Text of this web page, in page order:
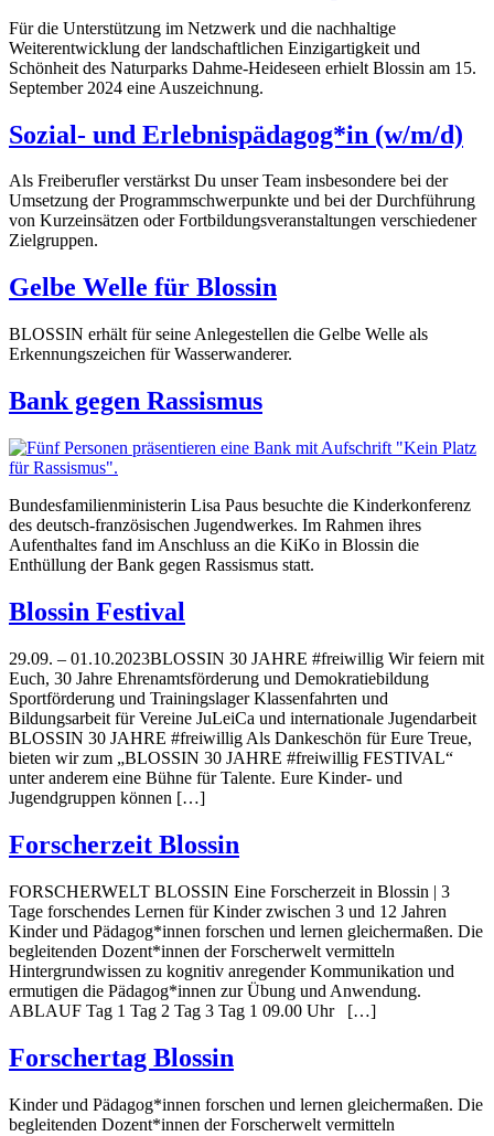
Für die Unterstützung im Netzwerk und die nachhaltige
Weiterentwicklung der landschaftlichen Einzigartigkeit und
Schönheit des Naturparks Dahme-Heideseen erhielt Blossin am 15.
September 2024 eine Auszeichnung.
Sozial- und Erlebnispädagog*in (w/m/d)
Als Freiberufler verstärkst Du unser Team insbesondere bei der
Umsetzung der Programmschwerpunkte und bei der Durchführung
von Kurzeinsätzen oder Fortbildungsveranstaltungen verschiedener
Zielgruppen.
Gelbe Welle für Blossin
BLOSSIN erhält für seine Anlegestellen die Gelbe Welle als
Erkennungszeichen für Wasserwanderer.
Bank gegen Rassismus
Bundesfamilienministerin Lisa Paus besuchte die Kinderkonferenz
des deutsch-französischen Jugendwerkes. Im Rahmen ihres
Aufenthaltes fand im Anschluss an die KiKo in Blossin die
Enthüllung der Bank gegen Rassismus statt.
Blossin Festival
29.09. – 01.10.2023BLOSSIN 30 JAHRE #freiwillig Wir feiern mit
Euch, 30 Jahre Ehrenamtsförderung und Demokratiebildung
Sportförderung und Trainingslager Klassenfahrten und
Bildungsarbeit für Vereine JuLeiCa und internationale Jugendarbeit
BLOSSIN 30 JAHRE #freiwillig Als Dankeschön für Eure Treue,
bieten wir zum „BLOSSIN 30 JAHRE #freiwillig FESTIVAL“
unter anderem eine Bühne für Talente. Eure Kinder- und
Jugendgruppen können […]
Forscherzeit Blossin
FORSCHERWELT BLOSSIN Eine Forscherzeit in Blossin | 3
Tage forschendes Lernen für Kinder zwischen 3 und 12 Jahren
Kinder und Pädagog*innen forschen und lernen gleichermaßen. Die
begleitenden Dozent*innen der Forscherwelt vermitteln
Hintergrundwissen zu kognitiv anregender Kommunikation und
ermutigen die Pädagog*innen zur Übung und Anwendung.
ABLAUF Tag 1 Tag 2 Tag 3 Tag 1 09.00 Uhr […]
Forschertag Blossin
Kinder und Pädagog*innen forschen und lernen gleichermaßen. Die
begleitenden Dozent*innen der Forscherwelt vermitteln